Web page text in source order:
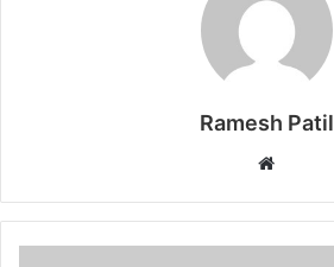
Ramesh Patil
Website